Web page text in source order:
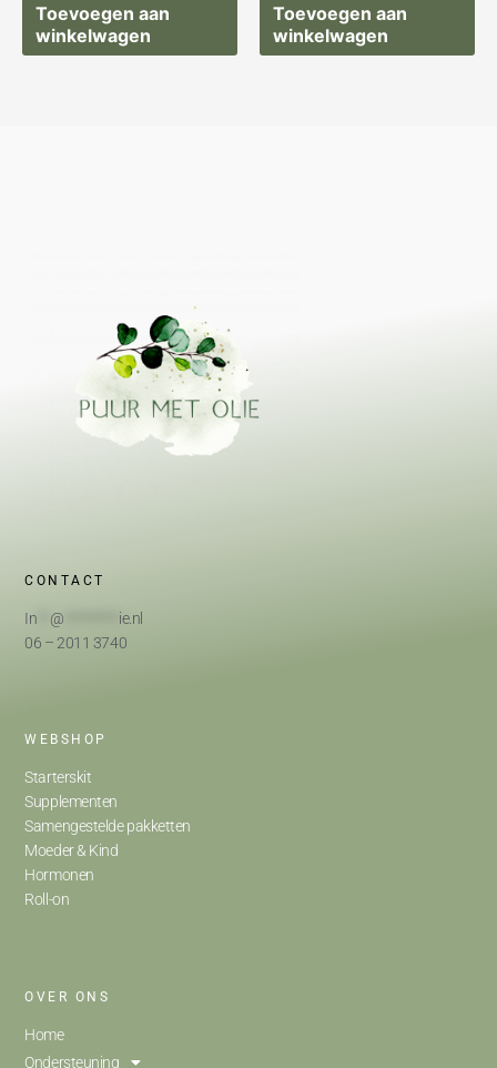
Toevoegen aan
winkelwagen
Toevoegen aan
winkelwagen
CONTACT
In @
ie.nl
06 – 2011 3740
WEBSHOP
Starterskit
Supplementen
Samengestelde pakketten
Moeder & Kind
Hormonen
Roll-on
OVER ONS
Home
Ondersteuning